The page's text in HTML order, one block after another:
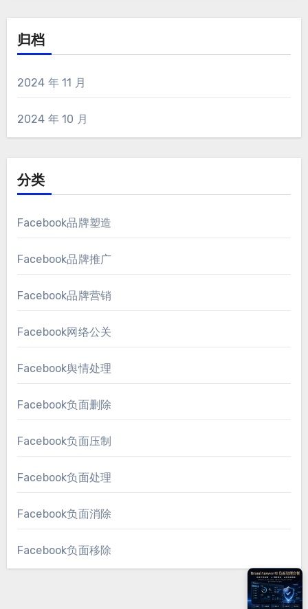
归档
2024 年 11 月
2024 年 10 月
分类
Facebook品牌塑造
Facebook品牌推广
Facebook品牌营销
Facebook网络公关
Facebook舆情处理
Facebook负面删除
Facebook负面压制
Facebook负面处理
Facebook负面消除
Facebook负面移除